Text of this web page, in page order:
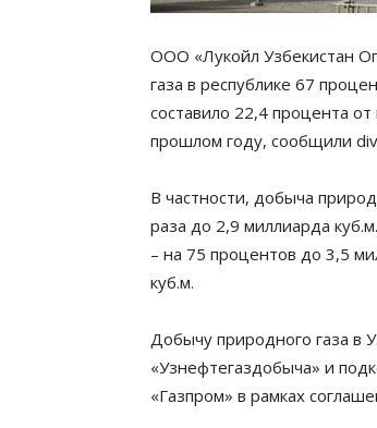
ООО «Лукойл Узбекистан
газа в республике 67
составило 22,4 процента от
прошлом году, сообщили
В частности, добыча
раза до 2,9 миллиарда
– на 75 процентов до 3,5
куб.м.
Добычу природного газа в
«Узнефтегаздобыча» и
«Газпром» в рамках